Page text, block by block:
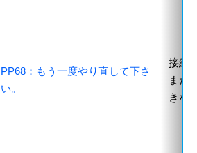
PP68：もう一度やり直して下さ
い。
接続
また
きな